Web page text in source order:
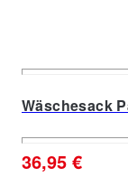
Wäschesack
36,95 €